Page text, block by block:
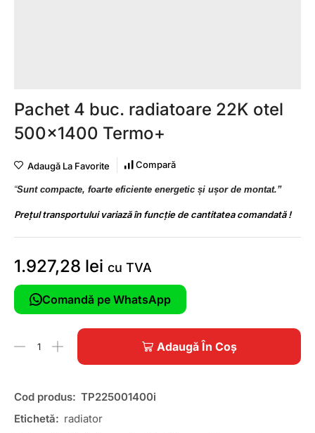
Pachet 4 buc. radiatoare 22K otel
500×1400 Termo+
Adaugă La Favorite Compară
“Sunt compacte, foarte eficiente energetic și ușor de montat.”
Prețul transportului variază în funcție de cantitatea comandată !
1.927,28 lei cu TVA
Comandă pe WhatsApp
Adaugă În Coș
Cod produs: TP225001400i
Etichetă: radiator